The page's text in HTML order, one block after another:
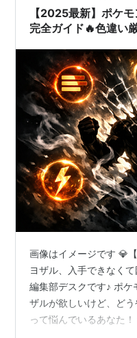
【2025最新】ポケ
完全ガイド🔥色違い
画像はイメージです 💎
ヨザル、入手できなく
編集部デスクです♪ ポ
ザルが欲しいけど、ど
って悩んでいるあなた